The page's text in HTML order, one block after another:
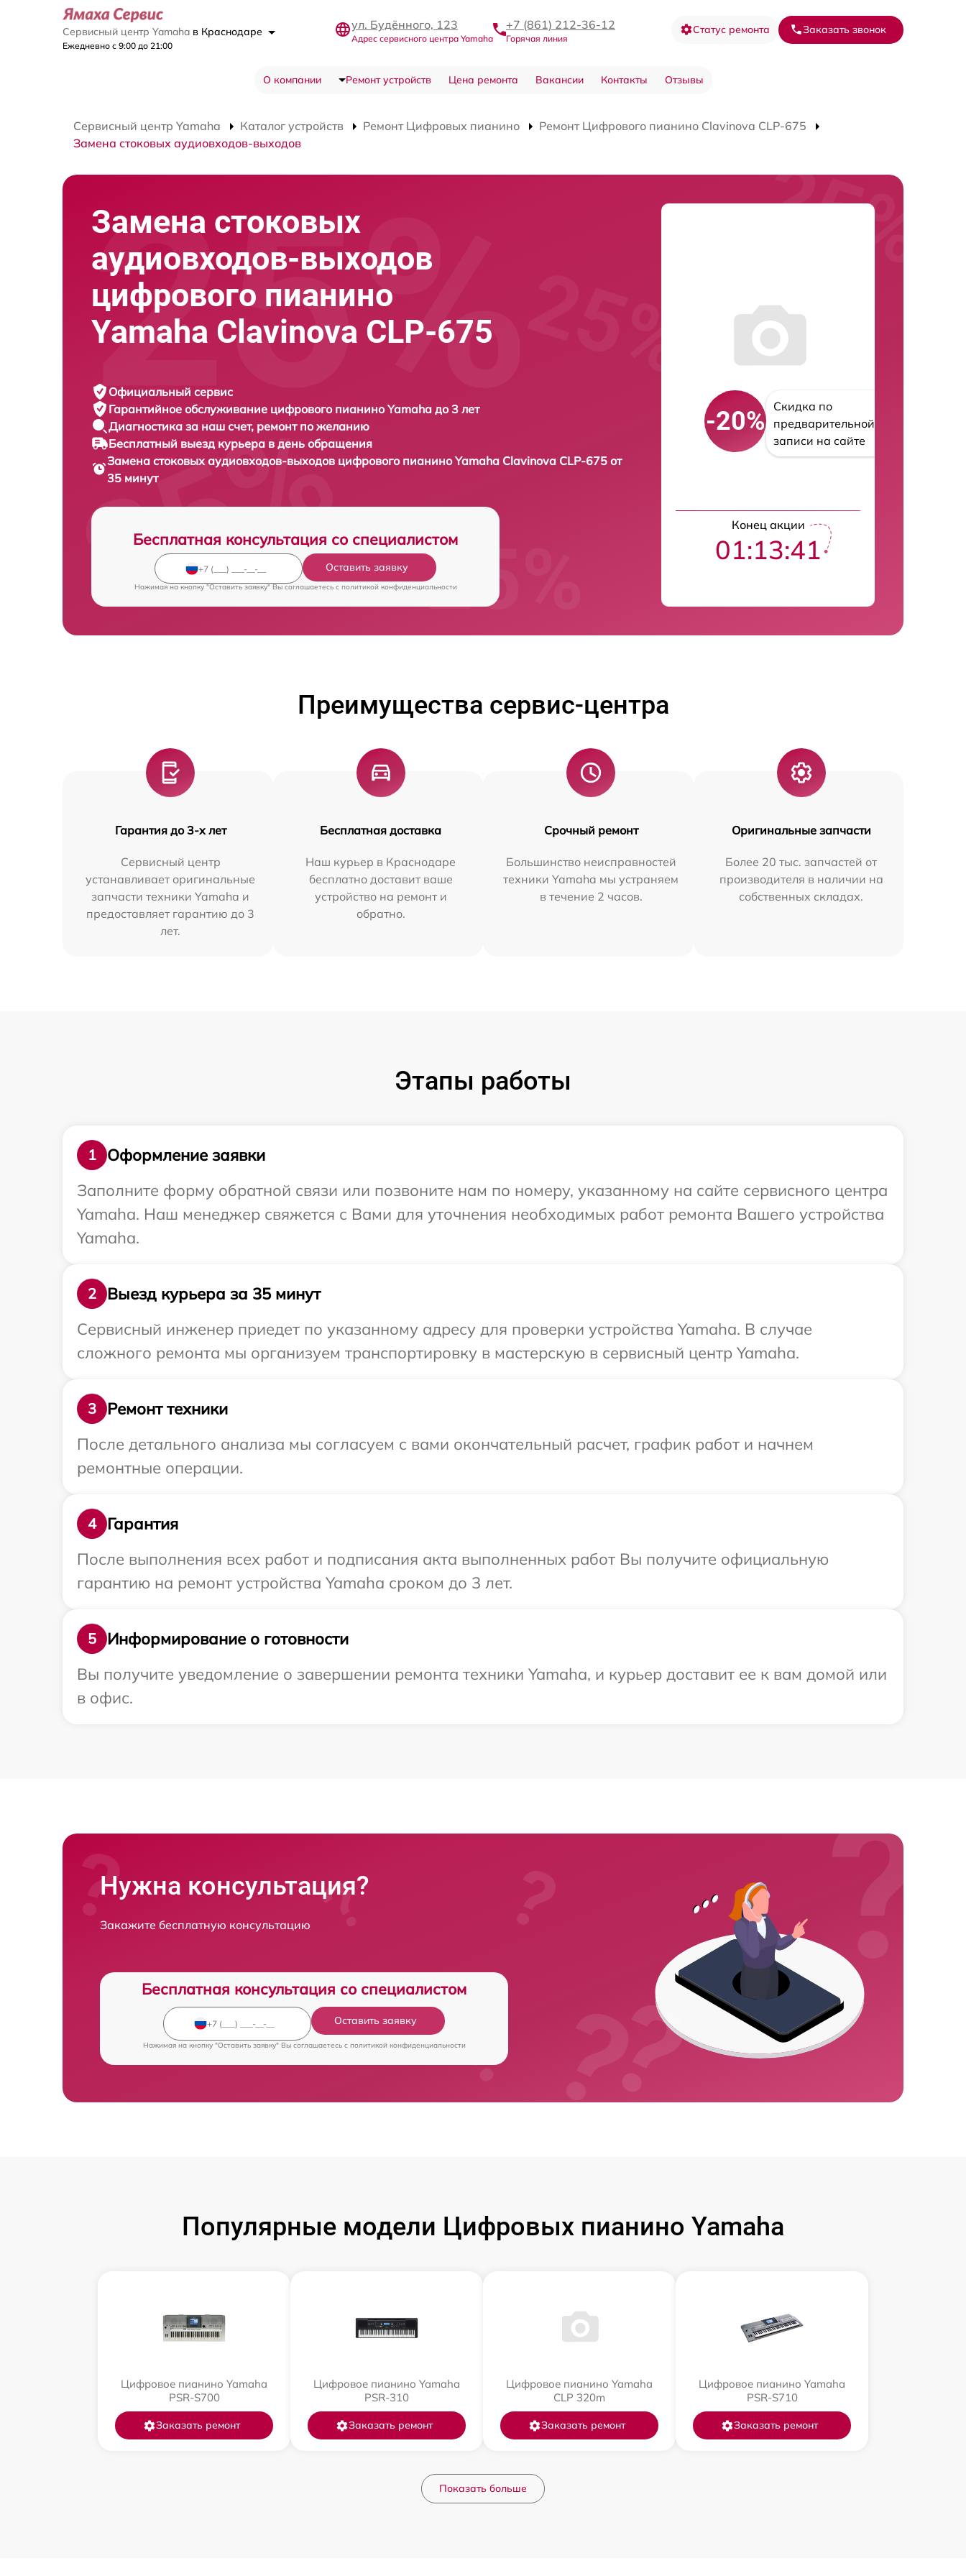
Сервисный центр Yamaha в Краснодаре
Ежедневно с 9:00 до 21:00
ул. Будённого, 123
Адрес сервисного центра Yamaha
+7 (861) 212-36-12
Горячая линия
Статус ремонта Заказать звонок
О компании Ремонт устройств Цена ремонта Вакансии Контакты Отзывы
Сервисный центр Yamaha Каталог устройств Ремонт Цифровых пианино
Ремонт Цифрового пианино Clavinova CLP-675
Замена стоковых аудиовходов-выходов
Замена стоковых
аудиовходов-выходов
цифрового пианино
Yamaha Clavinova CLP-675
Официальный сервис
Гарантийное обслуживание цифрового пианино Yamaha до 3 лет
Диагностика за наш счет, ремонт по желанию
Бесплатный выезд курьера в день обращения
Замена стоковых аудиовходов-выходов цифрового пианиноYamaha Clavinova CLP-675 от
35 минут
Бесплатная консультация со специалистом
Оставить заявку
Нажимая на кнопку "Оставить заявку" Вы соглашаетесь c политикой конфиденциальности
-20%
Скидка по
предварительной
записи на сайте
Конец акции
01:13:40
Преимущества сервис-центра
Гарантия до 3-х лет
Сервисный центр
устанавливает оригинальные
запчасти техники Yamaha и
предоставляет гарантию до 3
лет.
Бесплатная доставка
Наш курьер в Краснодаре
бесплатно доставит ваше
устройство на ремонт и
обратно.
Срочный ремонт
Большинство неисправностей
техники Yamaha мы устраняем
в течение 2 часов.
Оригинальные запчасти
Более 20 тыс. запчастей от
производителя в наличии на
собственных складах.
Этапы работы
1
Оформление заявки
Заполните форму обратной связи или позвоните нам по номеру, указанному на сайте сервисного центра
Yamaha. Наш менеджер свяжется с Вами для уточнения необходимых работ ремонта Вашего устройства
Yamaha.
2
Выезд курьера за 35 минут
Сервисный инженер приедет по указанному адресу для проверки устройства Yamaha. В случае
сложного ремонта мы организуем транспортировку в мастерскую в сервисный центр Yamaha.
3
Ремонт техники
После детального анализа мы согласуем с вами окончательный расчет, график работ и начнем
ремонтные операции.
4
Гарантия
После выполнения всех работ и подписания акта выполненных работ Вы получите официальную
гарантию на ремонт устройства Yamaha сроком до 3 лет.
5
Информирование о готовности
Вы получите уведомление о завершении ремонта техники Yamaha, и курьер доставит ее к вам домой или
в офис.
Нужна консультация?
Закажите бесплатную консультацию
Бесплатная консультация со специалистом
Оставить заявку
Нажимая на кнопку "Оставить заявку" Вы соглашаетесь c политикой конфиденциальности
Популярные модели Цифровых пианино Yamaha
Цифровое пианино Yamaha
PSR-S700
Заказать ремонт
Цифровое пианино Yamaha
PSR-310
Заказать ремонт
Цифровое пианино Yamaha
CLP 320m
Заказать ремонт
Цифровое пианино Yamaha
PSR-S710
Заказать ремонт
Показать больше